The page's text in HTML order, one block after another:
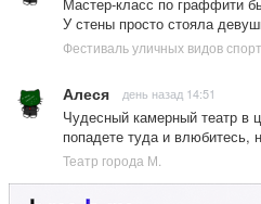
У стены просто стояла
Фестиваль уличных видов
Алеся день назад 14:51
Чудесный камерный театр
попадете туда и влюбитесь,
Театр города М.